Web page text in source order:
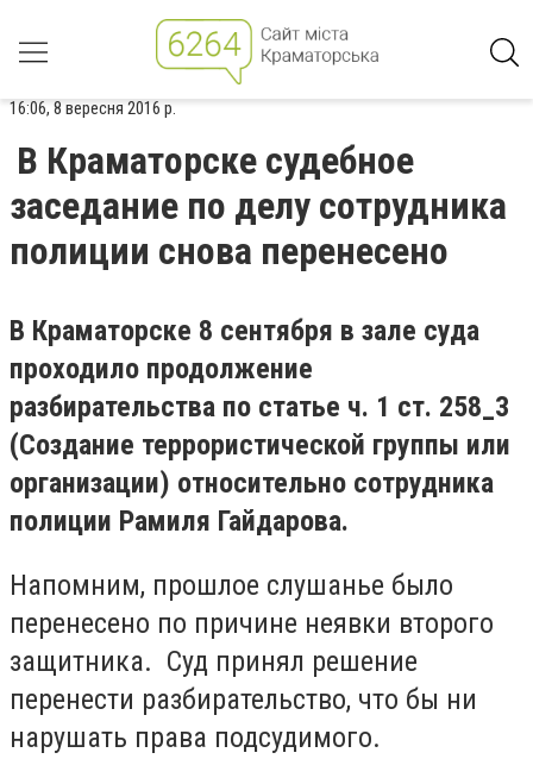
16:06, 8 вересня 2016 р.
В Краматорске судебное
заседание по делу сотрудника
полиции снова перенесено
В Краматорске 8 сентября в зале суда
проходило продолжение
разбирательства по статье ч. 1 ст. 258_3
(Создание террористической группы или
организации) относительно сотрудника
полиции Рамиля Гайдарова.
Напомним, прошлое слушанье было
перенесено по причине неявки второго
защитника. Суд принял решение
перенести разбирательство, что бы ни
нарушать права подсудимого.